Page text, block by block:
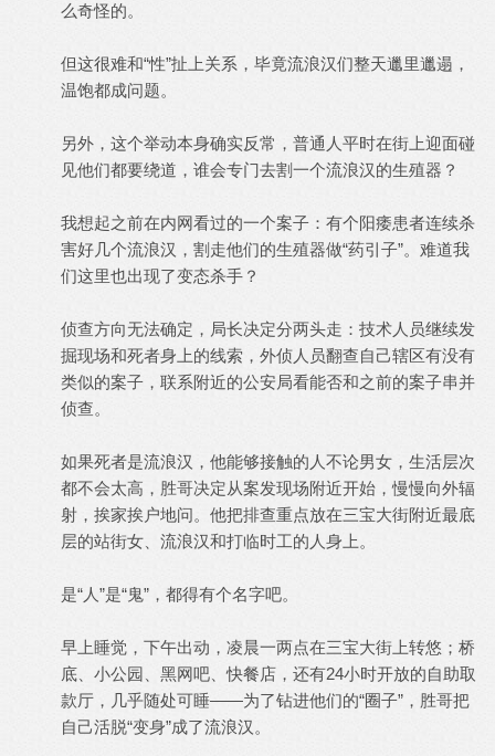
么奇怪的。
但这很难和“性”扯上关系，毕竟流浪汉们整天邋里邋遢，
温饱都成问题。
另外，这个举动本身确实反常，普通人平时在街上迎面碰
见他们都要绕道，谁会专门去割一个流浪汉的生殖器？
我想起之前在内网看过的一个案子：有个阳痿患者连续杀
害好几个流浪汉，割走他们的生殖器做“药引子”。难道我
们这里也出现了变态杀手？
侦查方向无法确定，局长决定分两头走：技术人员继续发
掘现场和死者身上的线索，外侦人员翻查自己辖区有没有
类似的案子，联系附近的公安局看能否和之前的案子串并
侦查。
如果死者是流浪汉，他能够接触的人不论男女，生活层次
都不会太高，胜哥决定从案发现场附近开始，慢慢向外辐
射，挨家挨户地问。他把排查重点放在三宝大街附近最底
层的站街女、流浪汉和打临时工的人身上。
是“人”是“鬼”，都得有个名字吧。
早上睡觉，下午出动，凌晨一两点在三宝大街上转悠；桥
底、小公园、黑网吧、快餐店，还有24小时开放的自助取
款厅，几乎随处可睡——为了钻进他们的“圈子”，胜哥把
自己活脱“变身”成了流浪汉。